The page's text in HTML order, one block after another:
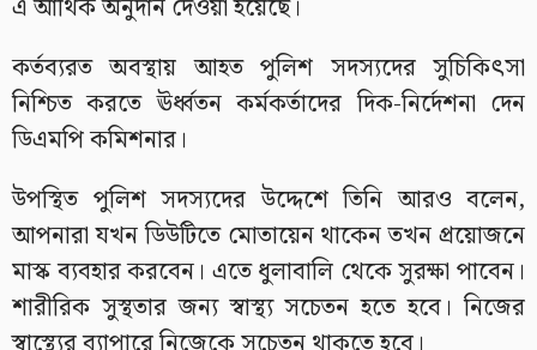
এ আর্থিক অনুদান দেওয়া হয়েছে।
কর্তব্যরত অবস্থায় আহত পুলিশ সদস্যদের সুচিকিৎসা
নিশ্চিত করতে ঊর্ধ্বতন কর্মকর্তাদের দিক-নির্দেশনা দেন
ডিএমপি কমিশনার।
উপস্থিত পুলিশ সদস্যদের উদ্দেশে তিনি আরও বলেন,
আপনারা যখন ডিউটিতে মোতায়েন থাকেন তখন প্রয়োজনে
মাস্ক ব্যবহার করবেন। এতে ধুলাবালি থেকে সুরক্ষা পাবেন।
শারীরিক সুস্থতার জন্য স্বাস্থ্য সচেতন হতে হবে। নিজের